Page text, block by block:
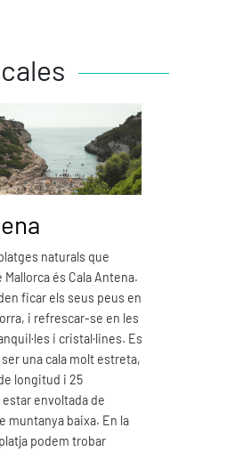
naturals que
és Cala Antena.
ficar els seus peus en
i refrescar-se en les
i cristal·lines. Es
una cala molt estreta,
longitud i 25
envoltada de
muntanya baixa. En la
podem trobar